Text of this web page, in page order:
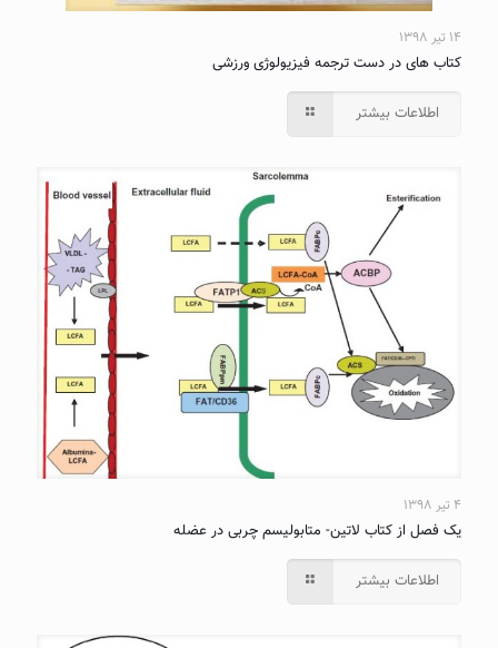
۱۴ تیر ۱۳۹۸
کتاب های در دست ترجمه فیزیولوژی ورزشی
اطلاعات بیشتر
۴ تیر ۱۳۹۸
یک فصل از کتاب لاتین- متابولیسم چربی در عضله
اطلاعات بیشتر